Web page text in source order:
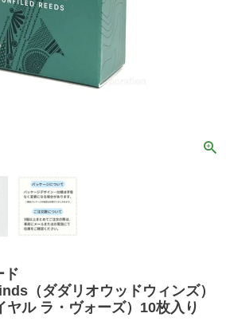
ド
（ダダリオウッドウィンズ）
ル ラ・ヴォーズ）10枚入り